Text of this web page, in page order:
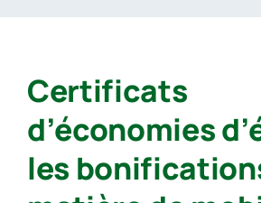
Certificats
d’économies
les